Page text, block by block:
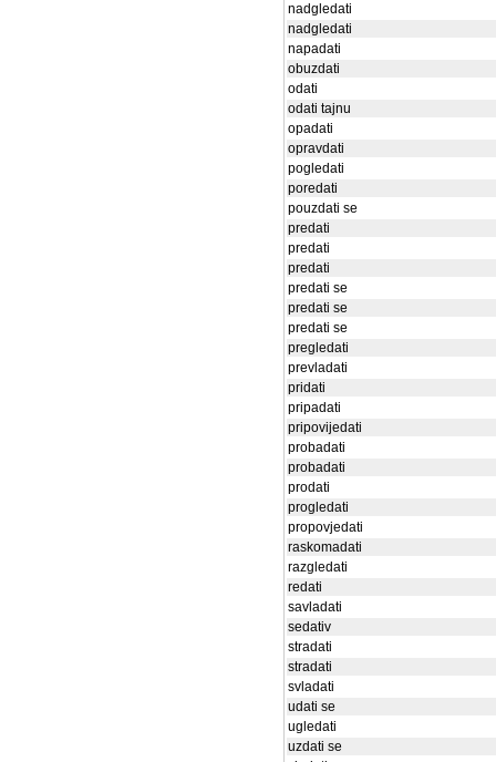
nadgledati
nadgledati
napadati
obuzdati
odati
odati tajnu
opadati
opravdati
pogledati
poredati
pouzdati se
predati
predati
predati
predati se
predati se
predati se
pregledati
prevladati
pridati
pripadati
pripovijedati
probadati
probadati
prodati
progledati
propovjedati
raskomadati
razgledati
redati
savladati
sedativ
stradati
stradati
svladati
udati se
ugledati
uzdati se